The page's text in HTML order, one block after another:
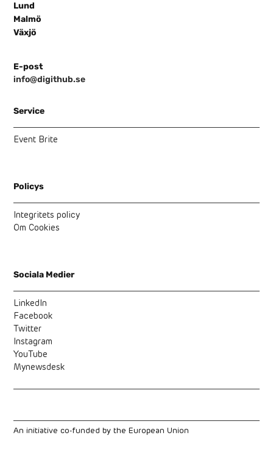
Lund
Malmö
Växjö
E-post
info@digithub.se
Service
Event Brite
Policys
Integritets policy
Om Cookies
Sociala Medier
LinkedIn
Facebook
Twitter
Instagram
YouTube
Mynewsdesk
An initiative co-funded by the European Union